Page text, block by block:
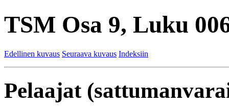
TSM Osa 9, Luku
Edellinen kuvaus Seuraava kuvaus Indeksiin
Pelaajat